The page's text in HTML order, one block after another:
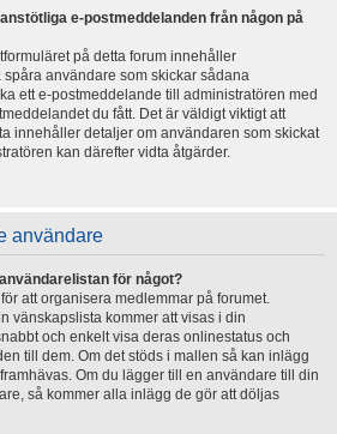
e-postmeddelanden från någon på
på detta forum innehåller
användare som skickar sådana
ett e-postmeddelande till administratören med
du fått. Det är väldigt viktigt att
innehåller detaljer om användaren som skickat
kan därefter vidta åtgärder.
användare
för något?
att organisera medlemmar på forumet.
vänskapslista kommer att visas i din
och enkelt visa deras onlinestatus och
till dem. Om det stöds i mallen så kan inlägg
Om du lägger till en användare till din
så kommer alla inlägg de gör att döljas